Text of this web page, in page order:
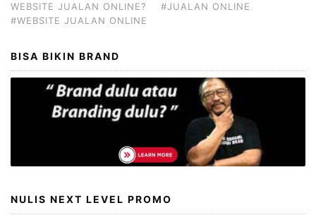
WEBSITE JUALAN ONLINE?
#JUALAN ONLINE
#WEBSITE JUALAN ONLINE
BISA BIKIN BRAND
NULIS NEXT LEVEL PROMO